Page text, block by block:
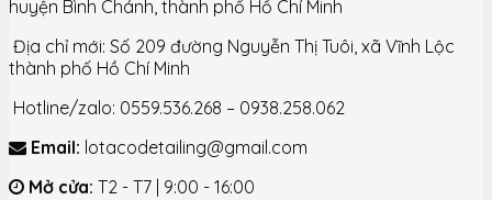
huyện Bình Chánh, thành phố Hồ Chí Minh
Địa chỉ mới: Số 209 đường Nguyễn Thị Tuôi, xã Vĩnh Lộc
thành phố Hồ Chí Minh
Hotline/zalo: 0559.536.268 – 0938.258.062
Email: lotacodetailing@gmail.com
Mở cửa: T2 - T7 | 9:00 - 16:00